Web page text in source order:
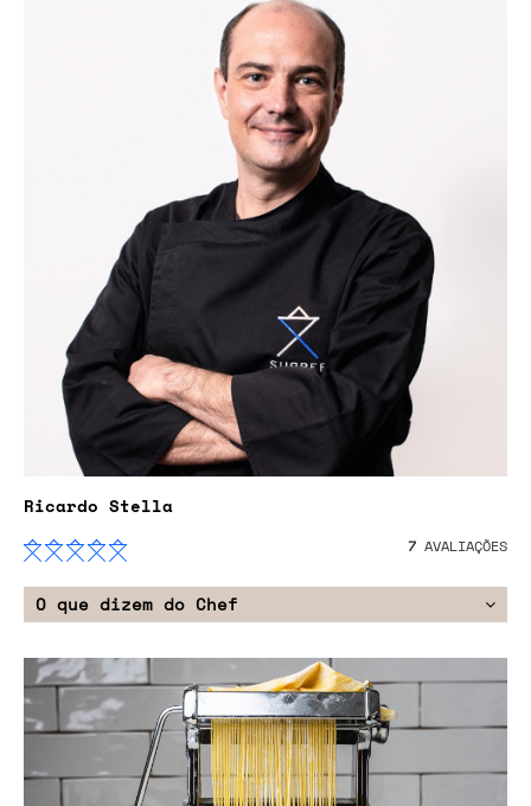
Ricardo Stella
7 AVALIAÇÕES
O que dizem do Chef